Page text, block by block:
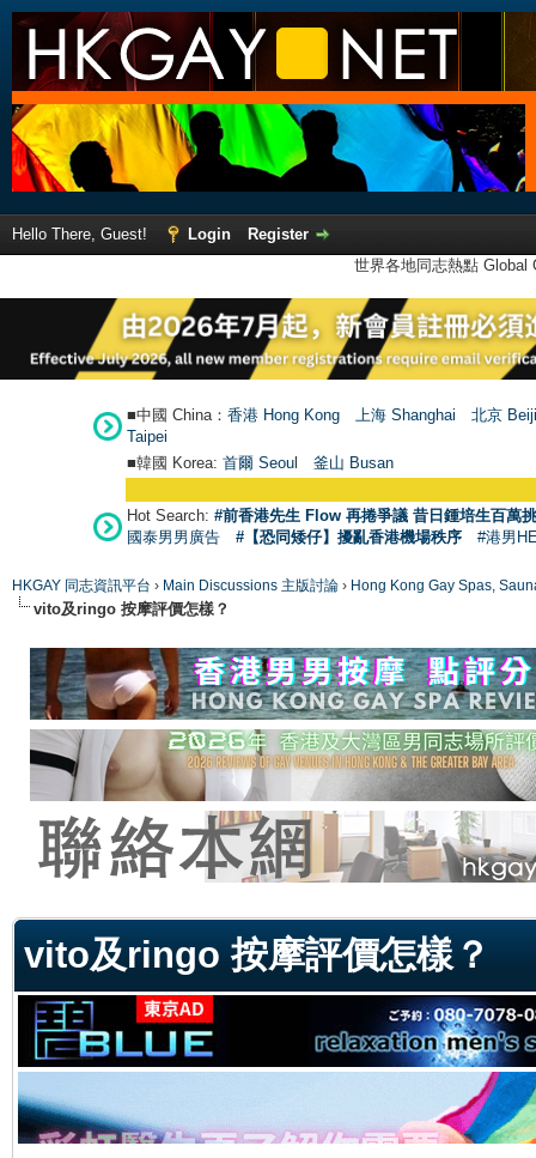
Hello There, Guest! Login
Register
世界各地同志熱點
■中國 China： 香港 Hong Kong 上海 Shanghai
北京
Taipei
■韓國 Korea: 首爾 Seoul 釜山 Busan
Hot Search: #前香港先生 Flow 再捲爭議 昔日鍾培生百萬
國泰男男廣告
#【恐同矮仔】擾亂香港機場秩序 #港男
HKGAY 同志資訊平台 › Main Discussions 主版討論 › Hong Kong Gay Spas,
vito及ringo 按摩評價怎樣？
vito及ringo 按摩評價怎樣？